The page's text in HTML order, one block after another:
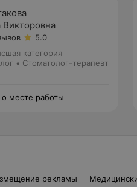
Викторовна
5.0
категория
• Стоматолог-терапевт
месте работы
рекламы